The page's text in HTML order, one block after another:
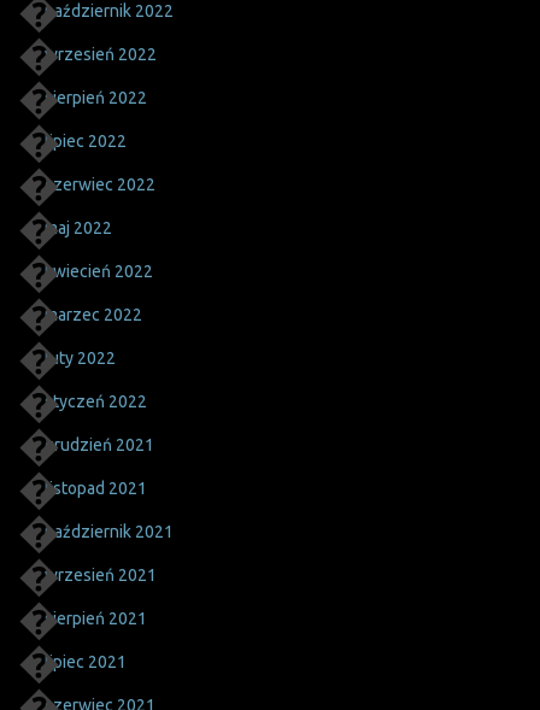
październik 2022
wrzesień 2022
sierpień 2022
lipiec 2022
czerwiec 2022
maj 2022
kwiecień 2022
marzec 2022
luty 2022
styczeń 2022
grudzień 2021
listopad 2021
październik 2021
wrzesień 2021
sierpień 2021
lipiec 2021
czerwiec 2021